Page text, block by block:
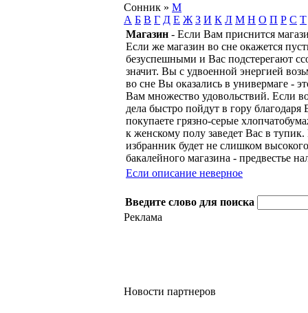
Сонник » М
А Б В Г Д Е Ж З И К Л М Н О П Р С Т
Магазин - Если Вам приснится
Если же магазин во сне окажется
безуспешными и Вас подстерегают
значит. Вы с удвоенной энергией
во сне Вы оказались в универмаге -
Вам множество удовольствий. Если
дела быстро пойдут в гору
покупаете грязно-серые
к женскому полу заведет Вас в
избранник будет не слишком
бакалейного магазина - предвестье
Если описание неверное
Введите слово для поиска
Реклама
Новости партнеров